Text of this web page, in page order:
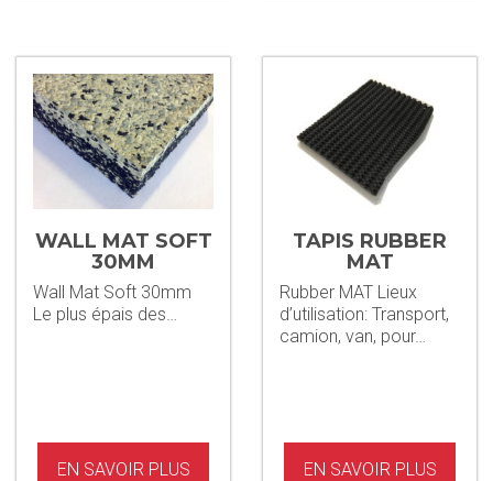
WALL MAT SOFT
30MM
Wall Mat Soft 30mm
Le plus épais des…
EN SAVOIR PLUS
TAPIS RUBBER
MAT
Rubber MAT Lieux
d’utilisation: Transport,
camion, van, pour…
EN SAVOIR PLUS